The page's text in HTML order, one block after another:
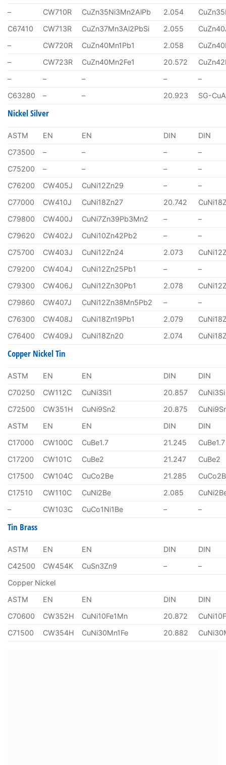
–
CW710R CuZn35Ni3Mn2AlPb 2.054
C67410
CW713R CuZn37Mn3Al2PbSi 2.055
–
CW720R CuZn40Mn1Pb1 2.058
–
CW723R CuZn40Mn2Fe1 20.572
–
– – –
–
C63280
– – 20.923 SG-
Nickel Silver
ASTM EN EN DIN
DIN
C73500
– – –
–
C75200
– – –
–
C76200
CW405J CuNi12Zn29 –
–
C77000
CW410J CuNi18Zn27 20.742
C79800
CW400J CuNi7Zn39Pb3Mn2 –
–
C79620
CW402J CuNi10Zn42Pb2 –
–
C75700
CW403J CuNi12Zn24 2.073
C79200
CW404J CuNi12Zn25Pb1 –
–
C79300
CW406J CuNi12Zn30Pb1 2.078
C79860
CW407J CuNi12Zn38Mn5Pb2 –
–
C76300
CW408J CuNi18Zn19Pb1 2.079
C76400
CW409J CuNi18Zn20 2.074
Copper Nickel Tin
ASTM EN EN DIN
DIN
C70250
CW112C CuNi3Si1 20.857
CuNi3Si
C72500
CW351H CuNi9Sn2 20.875
ASTM
EN EN DIN
DIN
C17000
CW100C CuBe1.7 21.245
CuBe1.7
C17200
CW101C CuBe2 21.247
CuBe2
C17500
CW104C CuCo2Be 21.285
C17510
CW110C CuNi2Be 2.085
–
CW103C CuCo1Ni1Be – –
Tin Brass
ASTM EN EN DIN
DIN
C42500
CW454K CuSn3Zn9 –
–
Copper Nickel
ASTM
EN EN DIN
DIN
C70600
CW352H CuNi10Fe1Mn 20.872
C71500
CW354H CuNi30Mn1Fe 20.882